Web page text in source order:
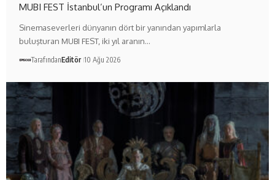
MUBI FEST İstanbul’un Programı Açıklandı
Sinemaseverleri dünyanın dört bir yanından yapımlarla
buluşturan MUBI FEST, iki yıl aranın…
TarafındanEditör 10 Ağu 2026